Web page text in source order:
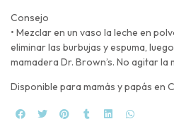
Consejo
• Mezclar en un vaso la leche en
eliminar las burbujas y espuma,
mamadera Dr. Brown’s. No agitar
Disponible para mamás y papás en